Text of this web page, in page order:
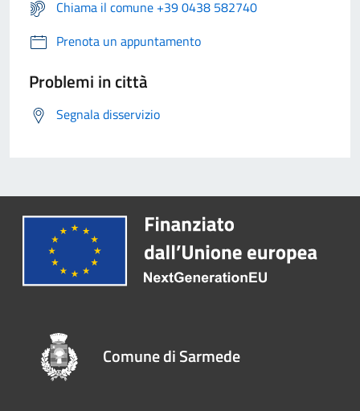
Chiama il comune +39 0438 582740
Prenota un appuntamento
Problemi in città
Segnala disservizio
Comune di Sarmede